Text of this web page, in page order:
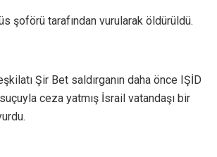
şoförü tarafından vurularak öldürüldü.
Şir Bet saldırganın daha önce IŞİD
ceza yatmış İsrail vatandaşı bir